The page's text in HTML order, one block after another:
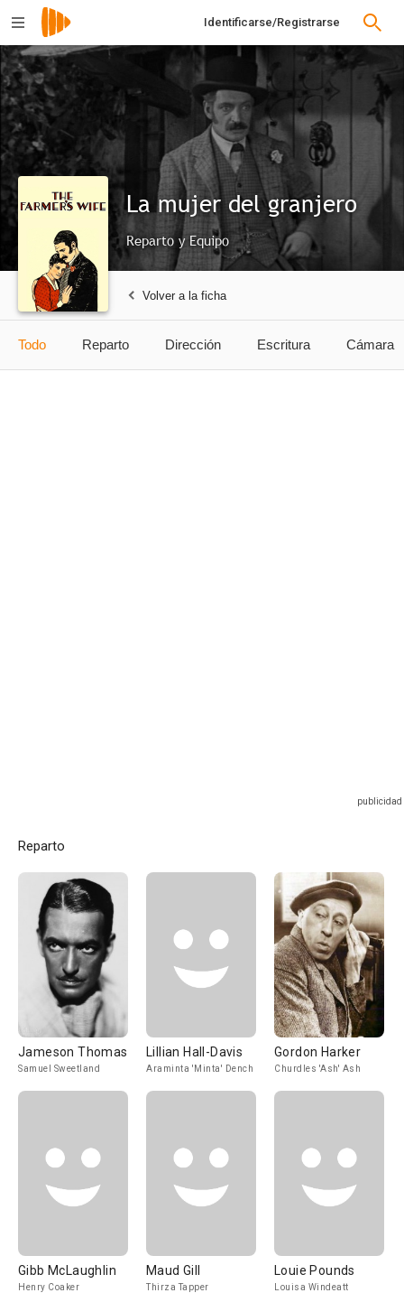
Identificarse/Registrarse
La mujer del granjero
Reparto y Equipo
Volver a la ficha
Todo Reparto Dirección Escritura Cámara
Reparto
Jameson Thomas
Samuel Sweetland
Lillian Hall-Davis
Araminta 'Minta' Dench
Gordon Harker
Churdles 'Ash' Ash
Gibb McLaughlin
Henry Coaker
Maud Gill
Thirza Tapper
Louie Pounds
Louisa Windeatt